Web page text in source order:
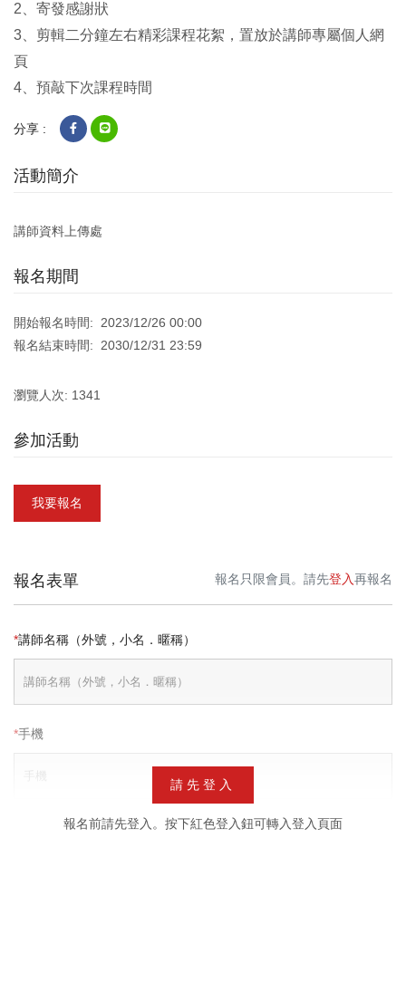
活動簡介
講師資料上傳處
報名期間
開始報名時間: 2023/12/26 00:00
報名結束時間: 2030/12/31 23:59
瀏覽人次: 1341
參加活動
我要報名
2、寄發感謝狀
3、剪輯二分鐘左右精彩課程花絮，置放於講師專屬個人網
頁
4、預敲下次課程時間
分享 :
報名表單 報名只限會員。請先登入再報名
*講師名稱（外號，小名．暱稱）
*手機
服務專長項目
請先登入
報名前請先登入。按下紅色登入鈕可轉入登入頁面